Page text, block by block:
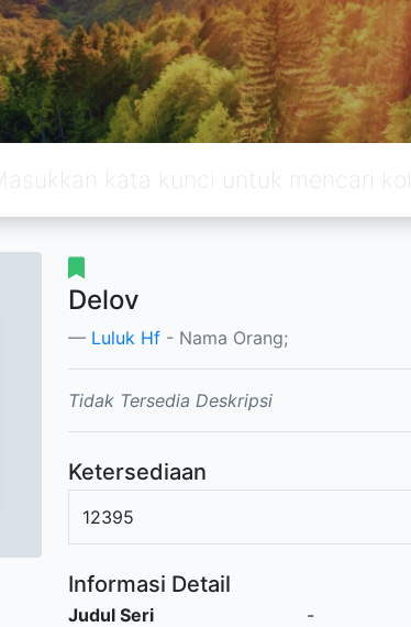
Delov
Luluk Hf - Nama Orang;
Tidak Tersedia Deskripsi
Ketersediaan
12395
Informasi Detail
Judul Seri
-